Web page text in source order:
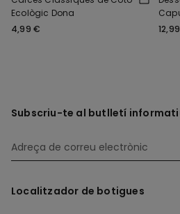
Ecològic Dona
4,99 €
Subscriu-te al butlletí
Localitzador de botigues